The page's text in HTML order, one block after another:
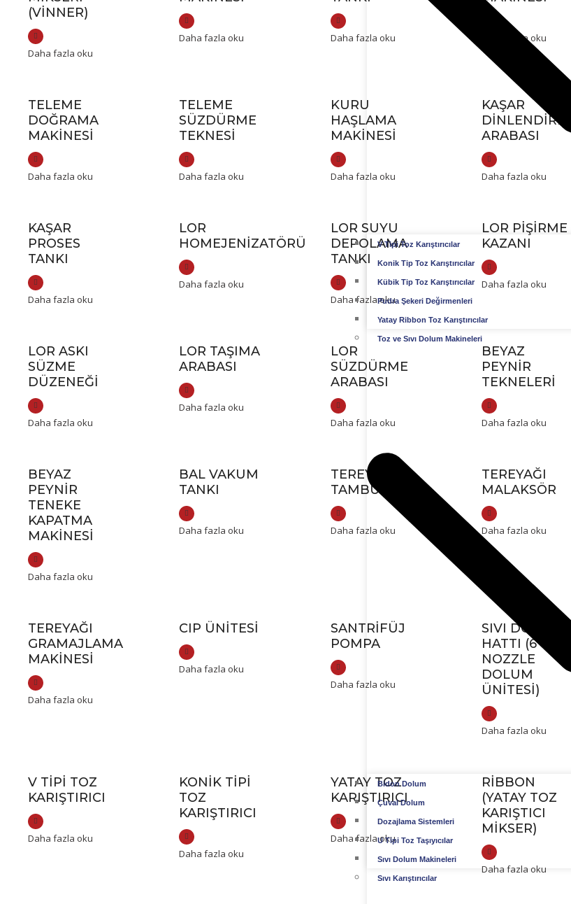
V Tipi Toz Karıştırıcılar
Konik Tip Toz Karıştırıcılar
Kübik Tip Toz Karıştırıcılar
Pudra Şekeri Değirmenleri
Yatay Ribbon Toz Karıştırıcılar
Toz ve Sıvı Dolum Makineleri
Bidon Dolum
Çuval Dolum
Dozajlama Sistemleri
U Tipi Toz Taşıyıcılar
Sıvı Dolum Makineleri
Sıvı Karıştırıcılar
(VİNNER)
Daha fazla oku
Daha fazla oku Daha fazla oku Daha fazla oku
TELEME
DOĞRAMA
MAKINESI
Daha fazla oku
TELEME
SÜZDÜRME
TEKNESI
Daha fazla oku
KURU
HAŞLAMA
MAKINESI
Daha fazla oku
KAŞAR
DINLENDIRME
ARABASI
Daha fazla oku
KAŞAR
PROSES
TANKI
Daha fazla oku
LOR
HOMEJENIZATÖRÜ
Daha fazla oku
LOR SUYU
DEPOLAMA
TANKI
Daha fazla oku
LOR PIŞIRME
KAZANI
Daha fazla oku
LOR ASKI
SÜZME
DÜZENEĞI
Daha fazla oku
LOR TAŞIMA
ARABASI
Daha fazla oku
LOR
SÜZDÜRME
ARABASI
Daha fazla oku
BEYAZ
PEYNIR
TEKNELERI
Daha fazla oku
BEYAZ
PEYNIR
TENEKE
KAPATMA
MAKINESI
Daha fazla oku
BAL VAKUM
TANKI
Daha fazla oku
TEREYAĞI
TAMBURU
Daha fazla oku
TEREYAĞI
MALAKSÖR
Daha fazla oku
TEREYAĞI
GRAMAJLAMA
MAKINESI
Daha fazla oku
CIP ÜNITESI
Daha fazla oku
SANTRIFÜJ
POMPA
Daha fazla oku
SIVI DOLUM
HATTI (6
NOZZLE
DOLUM
ÜNITESI)
Daha fazla oku
V TIPI TOZ
KARIŞTIRICI
Daha fazla oku
KONIK TIPI
TOZ
KARIŞTIRICI
Daha fazla oku
YATAY TOZ
KARIŞTIRICI
Daha fazla oku
RIBBON
(YATAY TOZ
KARIŞTICI
MIKSER)
Daha fazla oku